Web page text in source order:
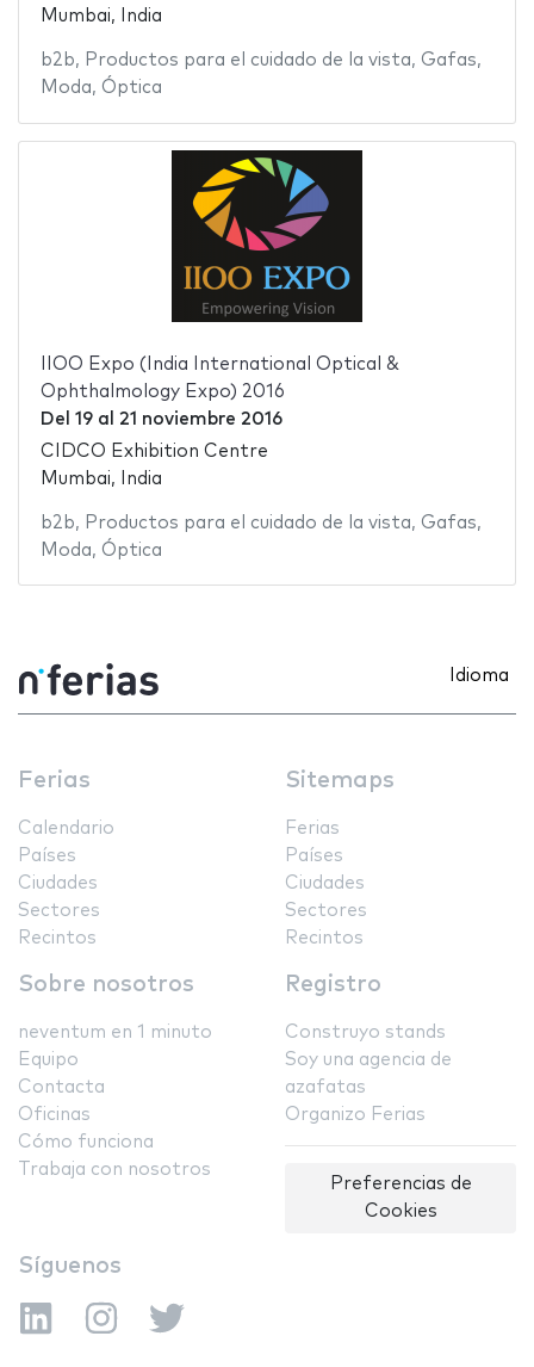
Mumbai, India
b2b, Productos para el cuidado de la vista, Gafas,
Moda, Óptica
IIOO Expo (India International Optical &
Ophthalmology Expo) 2016
Del 19al 21 noviembre 2016
CIDCO Exhibition Centre
Mumbai, India
b2b, Productos para el cuidado de la vista, Gafas,
Moda, Óptica
Idioma
Ferias
Calendario
Países
Ciudades
Sectores
Recintos
Sitemaps
Ferias
Países
Ciudades
Sectores
Recintos
Sobre nosotros
neventum en 1 minuto
Equipo
Contacta
Oficinas
Cómo funciona
Trabaja con nosotros
Registro
Construyo stands
Soy una agencia de
azafatas
Organizo Ferias
Preferencias de
Cookies
Síguenos